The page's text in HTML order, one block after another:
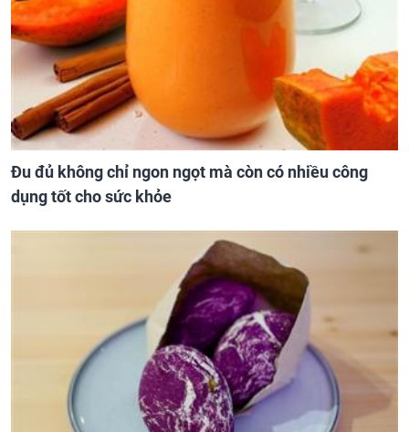
Đu đủ không chỉ ngon ngọt mà còn có nhiều công
dụng tốt cho sức khỏe